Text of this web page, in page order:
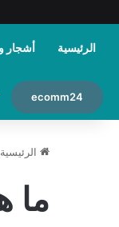
الرئيسية أشجار
ecomm24
الرئيسية
ما